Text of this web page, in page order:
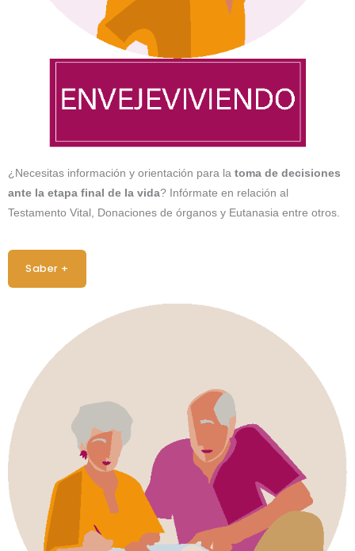
¿Necesitas información y orientación para la toma de decisiones
ante la etapa final de la vida? Infórmate en relación al
Testamento Vital, Donaciones de órganos y Eutanasia entre otros.
Saber +